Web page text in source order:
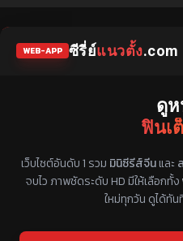
WEB-APP ซีรี่ย์แนวตั้ง.com
ดู
ฟินเ
เว็บไซต์อันดับ 1 รวม มินิซีรีส์จีนและ
จบไว ภาพชัดระดับ HD มีให้เลือกทั้ง
ใหม่ทุกวัน ดูได้ทั